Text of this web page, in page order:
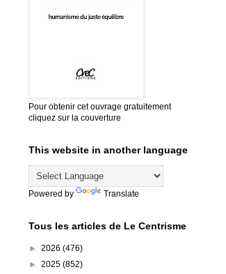
Pour obtenir cet ouvrage gratuitement
cliquez sur la couverture
This website in another language
Powered by Translate
Tous les articles de Le Centrisme
► 2026 (476)
► 2025 (852)